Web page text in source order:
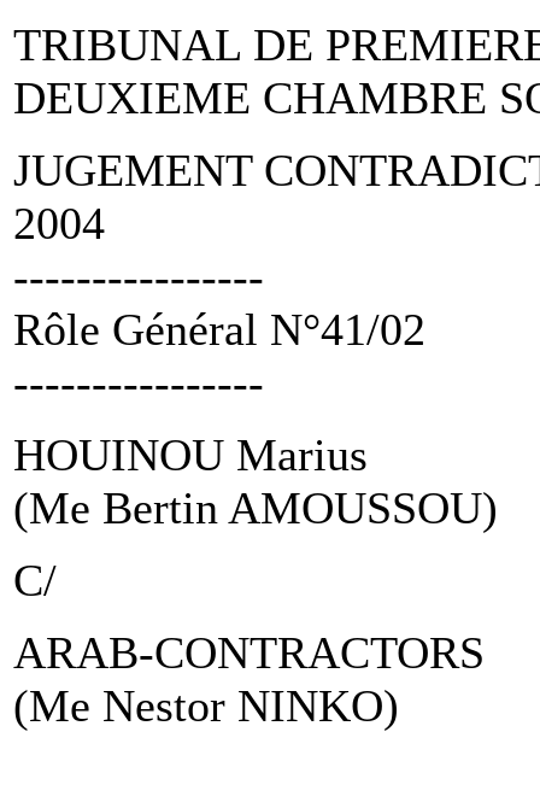
TRIBUNAL DE
DEUXIEME CHAMBRE
JUGEMENT
2004
----------------
Rôle Général N°41/02
----------------
HOUINOU Marius
(Me Bertin AMOUSSOU)
C/
ARAB-CONTRACTORS
(Me Nestor NINKO)